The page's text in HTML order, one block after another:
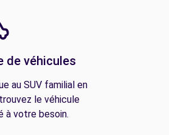
de véhicules
au SUV familial en
le véhicule
à votre besoin.